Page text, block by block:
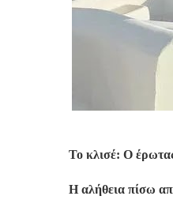
Το κλισέ: Ο
Η αλήθεια πίσω